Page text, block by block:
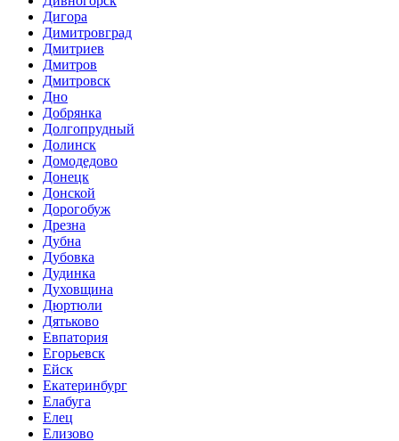
Дигора
Димитровград
Дмитриев
Дмитров
Дмитровск
Дно
Добрянка
Долгопрудный
Долинск
Домодедово
Донецк
Донской
Дорогобуж
Дрезна
Дубна
Дубовка
Дудинка
Духовщина
Дюртюли
Дятьково
Евпатория
Егорьевск
Ейск
Екатеринбург
Елабуга
Елец
Елизово